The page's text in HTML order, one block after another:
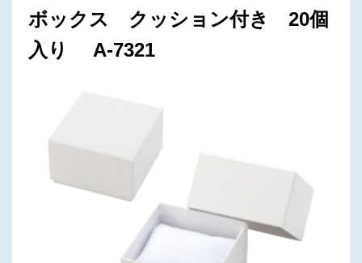
ボックス クッション付き 20個
入り A-7321